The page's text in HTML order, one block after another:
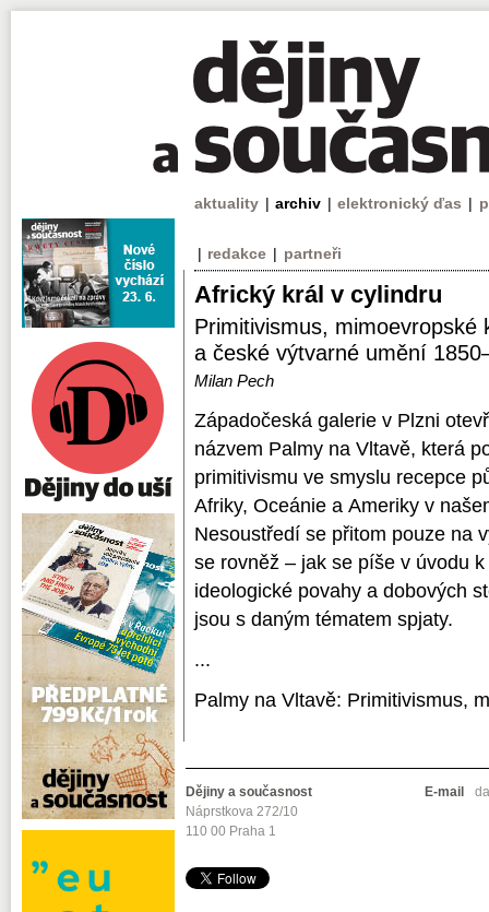
aktuality | archiv | elektronický ďas |
| redakce | partneři
Africký král v cylindru
Primitivismus, mimoevropské
a české výtvarné umění
Milan Pech
Západočeská galerie v Plzni
názvem Palmy na Vltavě, která
primitivismu ve smyslu recepce
Afriky, Oceá­nie a Ameriky v
Nesoustředí se přitom pouze na
se rovněž – jak se píše v úvodu
ideologické povahy a dobových
jsou s daným tématem spjaty.
...
Palmy na Vltavě: Primitivismus,
Dějiny a současnost
Náprstkova 272/10
110 00 Praha 1
E-mail